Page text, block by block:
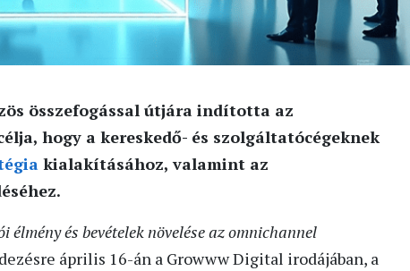
összefogással útjára indította az
hogy a kereskedő- és szolgáltatócégeknek
kialakításához, valamint az
és bevételek növelése az omnichannel
április 16-án a Growww Digital irodájában, a